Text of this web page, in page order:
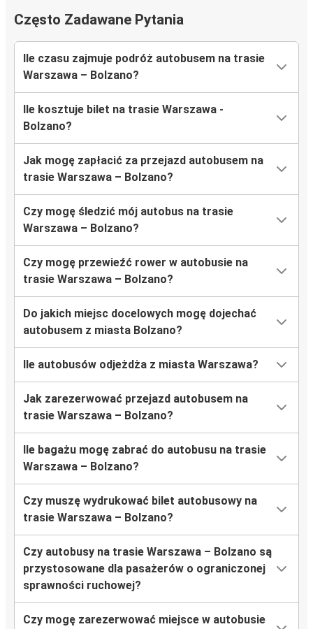
Często Zadawane Pytania
Ile czasu zajmuje podróż autobusem na trasie
Warszawa – Bolzano?
Ile kosztuje bilet na trasie Warszawa -
Bolzano?
Jak mogę zapłacić za przejazd autobusem na
trasie Warszawa – Bolzano?
Czy mogę śledzić mój autobus na trasie
Warszawa – Bolzano?
Czy mogę przewieźć rower w autobusie na
trasie Warszawa – Bolzano?
Do jakich miejsc docelowych mogę dojechać
autobusem z miasta Bolzano?
Ile autobusów odjeżdża z miasta Warszawa?
Jak zarezerwować przejazd autobusem na
trasie Warszawa – Bolzano?
Ile bagażu mogę zabrać do autobusu na trasie
Warszawa – Bolzano?
Czy muszę wydrukować bilet autobusowy na
trasie Warszawa – Bolzano?
Czy autobusy na trasie Warszawa – Bolzano są
przystosowane dla pasażerów o ograniczonej
sprawności ruchowej?
Czy mogę zarezerwować miejsce w autobusie